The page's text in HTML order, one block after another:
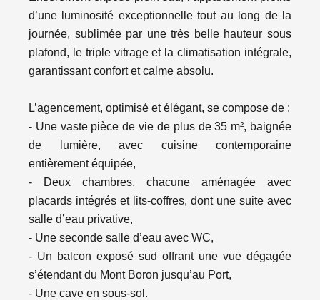
d’une luminosité exceptionnelle tout au long de la
journée, sublimée par une très belle hauteur sous
plafond, le triple vitrage et la climatisation intégrale,
garantissant confort et calme absolu.
L’agencement, optimisé et élégant, se compose de :
- Une vaste pièce de vie de plus de 35 m², baignée
de lumière, avec cuisine contemporaine
entièrement équipée,
- Deux chambres, chacune aménagée avec
placards intégrés et lits-coffres, dont une suite avec
salle d’eau privative,
- Une seconde salle d’eau avec WC,
- Un balcon exposé sud offrant une vue dégagée
s’étendant du Mont Boron jusqu’au Port,
- Une cave en sous-sol.